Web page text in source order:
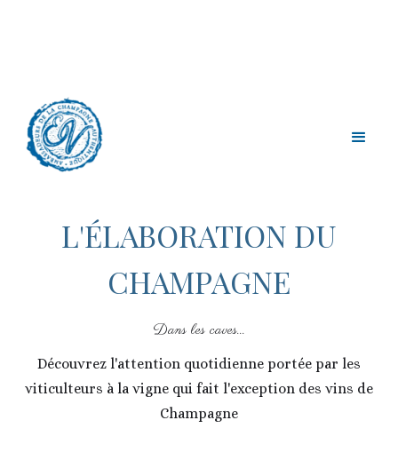
L'ÉLABORATION DU
CHAMPAGNE
Dans les caves...
Découvrez l'attention quotidienne portée par les
viticulteurs à la vigne qui fait l'exception des vins de
Champagne